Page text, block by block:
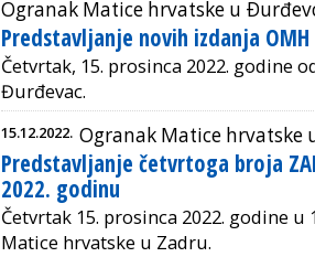
Ogranak Matice hrvatske u
Predstavljanje novih izdanja
Četvrtak, 15. prosinca 2022. godine
Đurđevac.
15.12.2022. Ogranak Matice hrvatske
Predstavljanje četvrtoga broja
2022. godinu
Četvrtak 15. prosinca 2022. godine u
Matice hrvatske u Zadru.